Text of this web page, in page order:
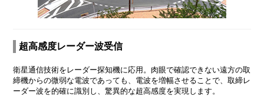
超高感度レーダー波受信
衛星通信技術をレーダー探知機に応用。肉眼で確認できない遠方の取
締機からの微弱な電波であっても、電波を増幅させることで、取締レ
ーダー波を的確に識別し、驚異的な超高感度を実現します。